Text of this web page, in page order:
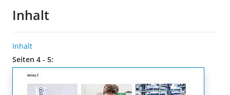
Inhalt
Inhalt
Seiten 4 - 5: